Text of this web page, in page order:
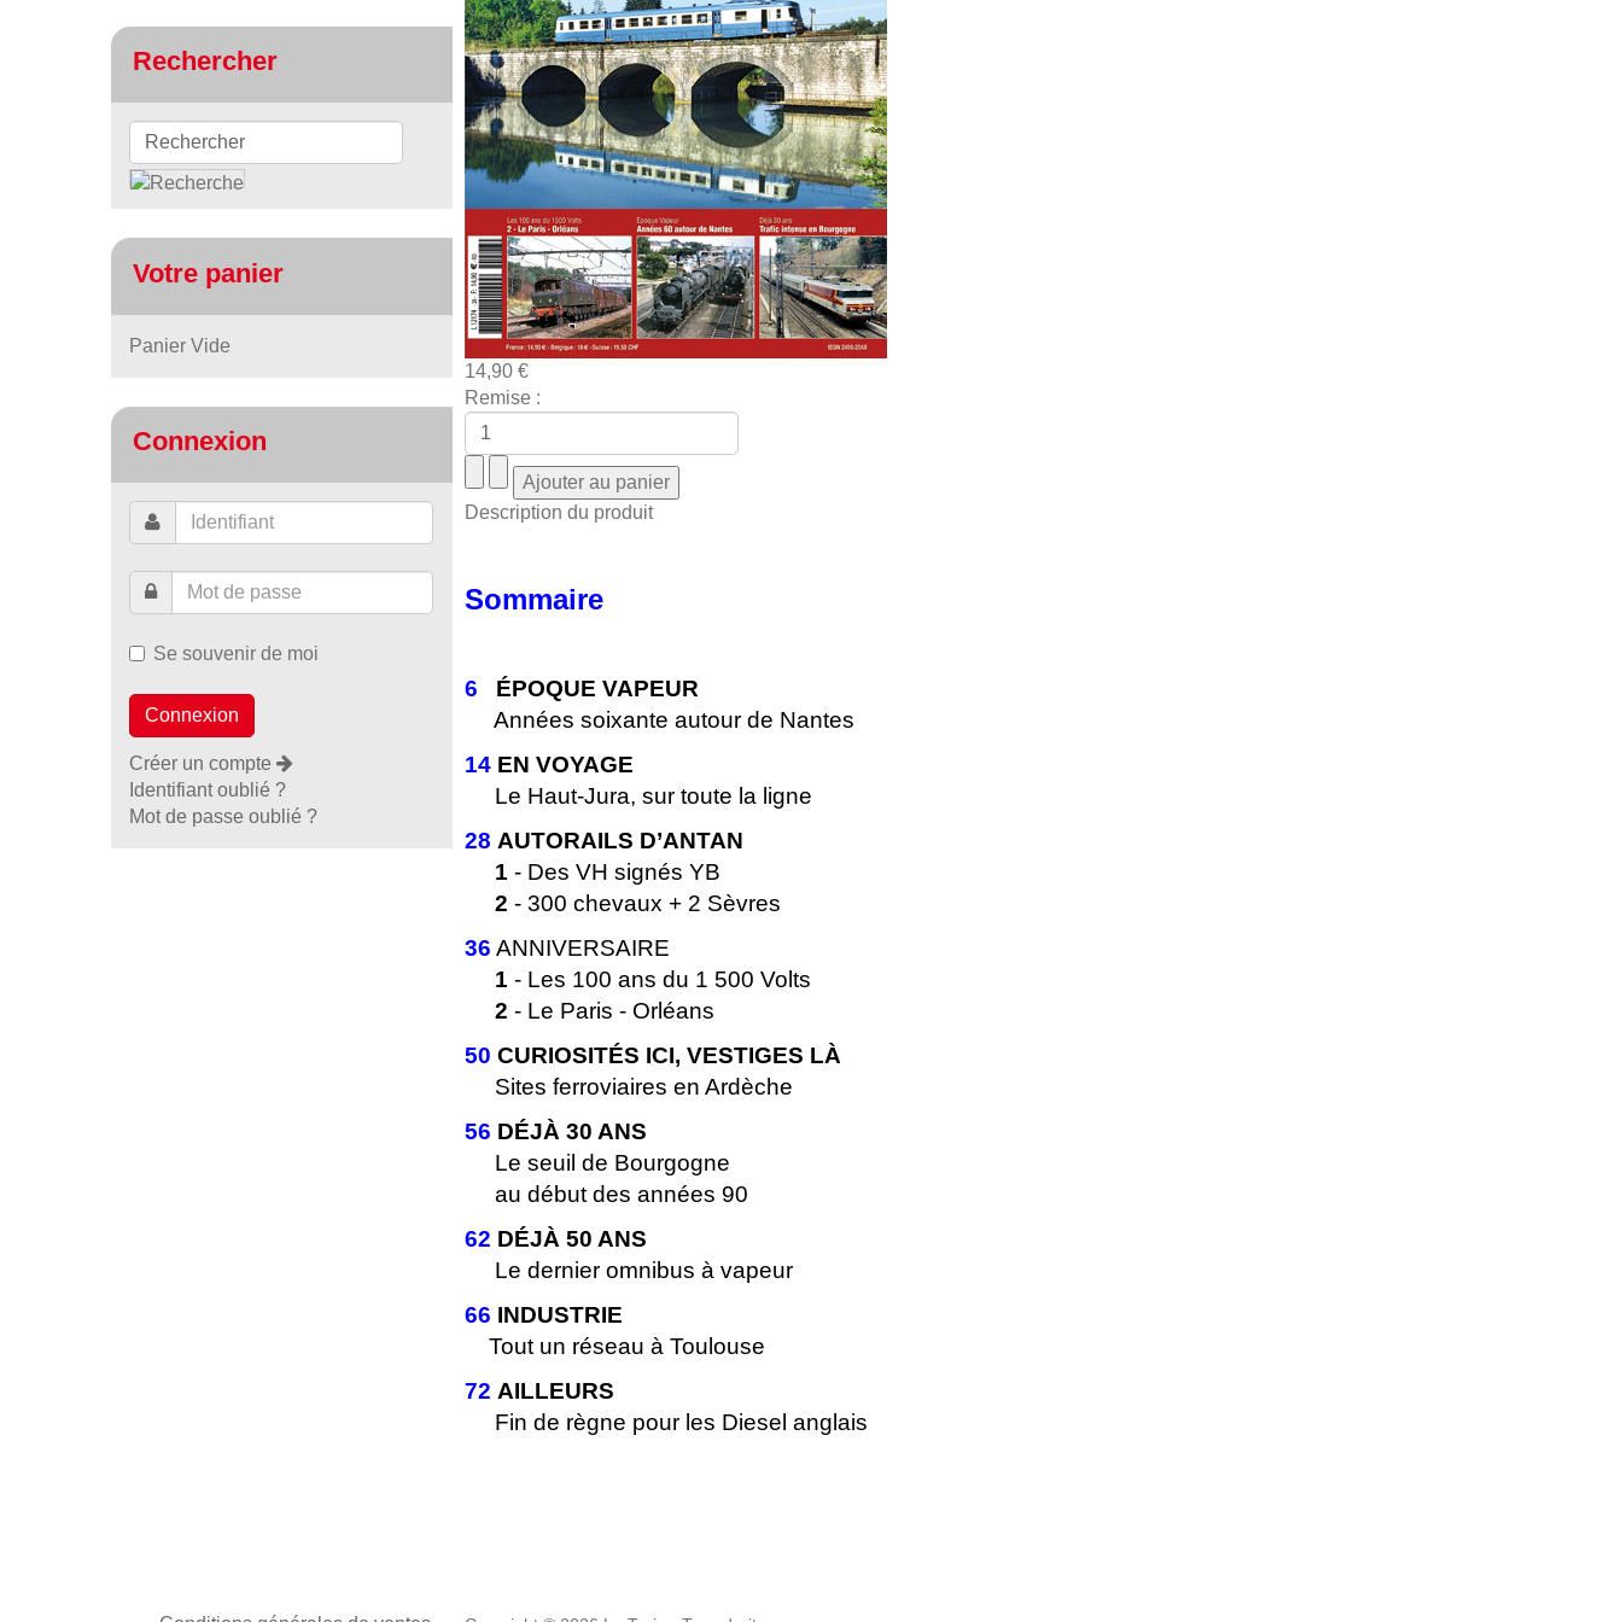
14,90 €
Remise :
Description du produit
Sommaire
6
ÉPOQUE VAPEUR
Années soixante autour de Nantes
14 EN VOYAGE
Le Haut-Jura, sur toute la ligne
28 AUTORAILS D’ANTAN
1 - Des VH signés YB
2 - 300 chevaux + 2 Sèvres
36 ANNIVERSAIRE
1 - Les 100 ans du 1 500 Volts
2 - Le Paris - Orléans
50 CURIOSITÉS ICI, VESTIGES LÀ
Sites ferroviaires en Ardèche
56 DÉJÀ 30 ANS
Le seuil de Bourgogne
au début des années 90
62 DÉJÀ 50 ANS
Le dernier omnibus à vapeur
66 INDUSTRIE
Tout un réseau à Toulouse
72 AILLEURS
Fin de règne pour les Diesel anglais
Rechercher
Votre panier
Panier Vide
Connexion
Se souvenir de moi
Créer un compte
Identifiant oublié ?
Mot de passe oublié ?